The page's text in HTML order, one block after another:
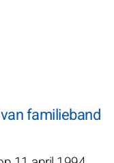
familieband